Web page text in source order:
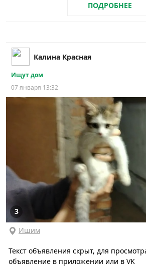
ПОДРОБНЕЕ
Калина Красная
Ищут дом
07 января 13:32
3
Ишим
Текст объявления скрыт, для
объявление в приложении или в VK